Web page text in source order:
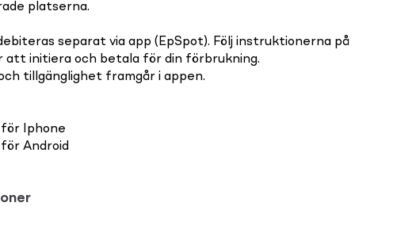
platserna.
separat via app (EpSpot). Följ instruktionerna på
att initiera och betala för din förbrukning.
tillgänglighet framgår i appen.
för Iphone
Android